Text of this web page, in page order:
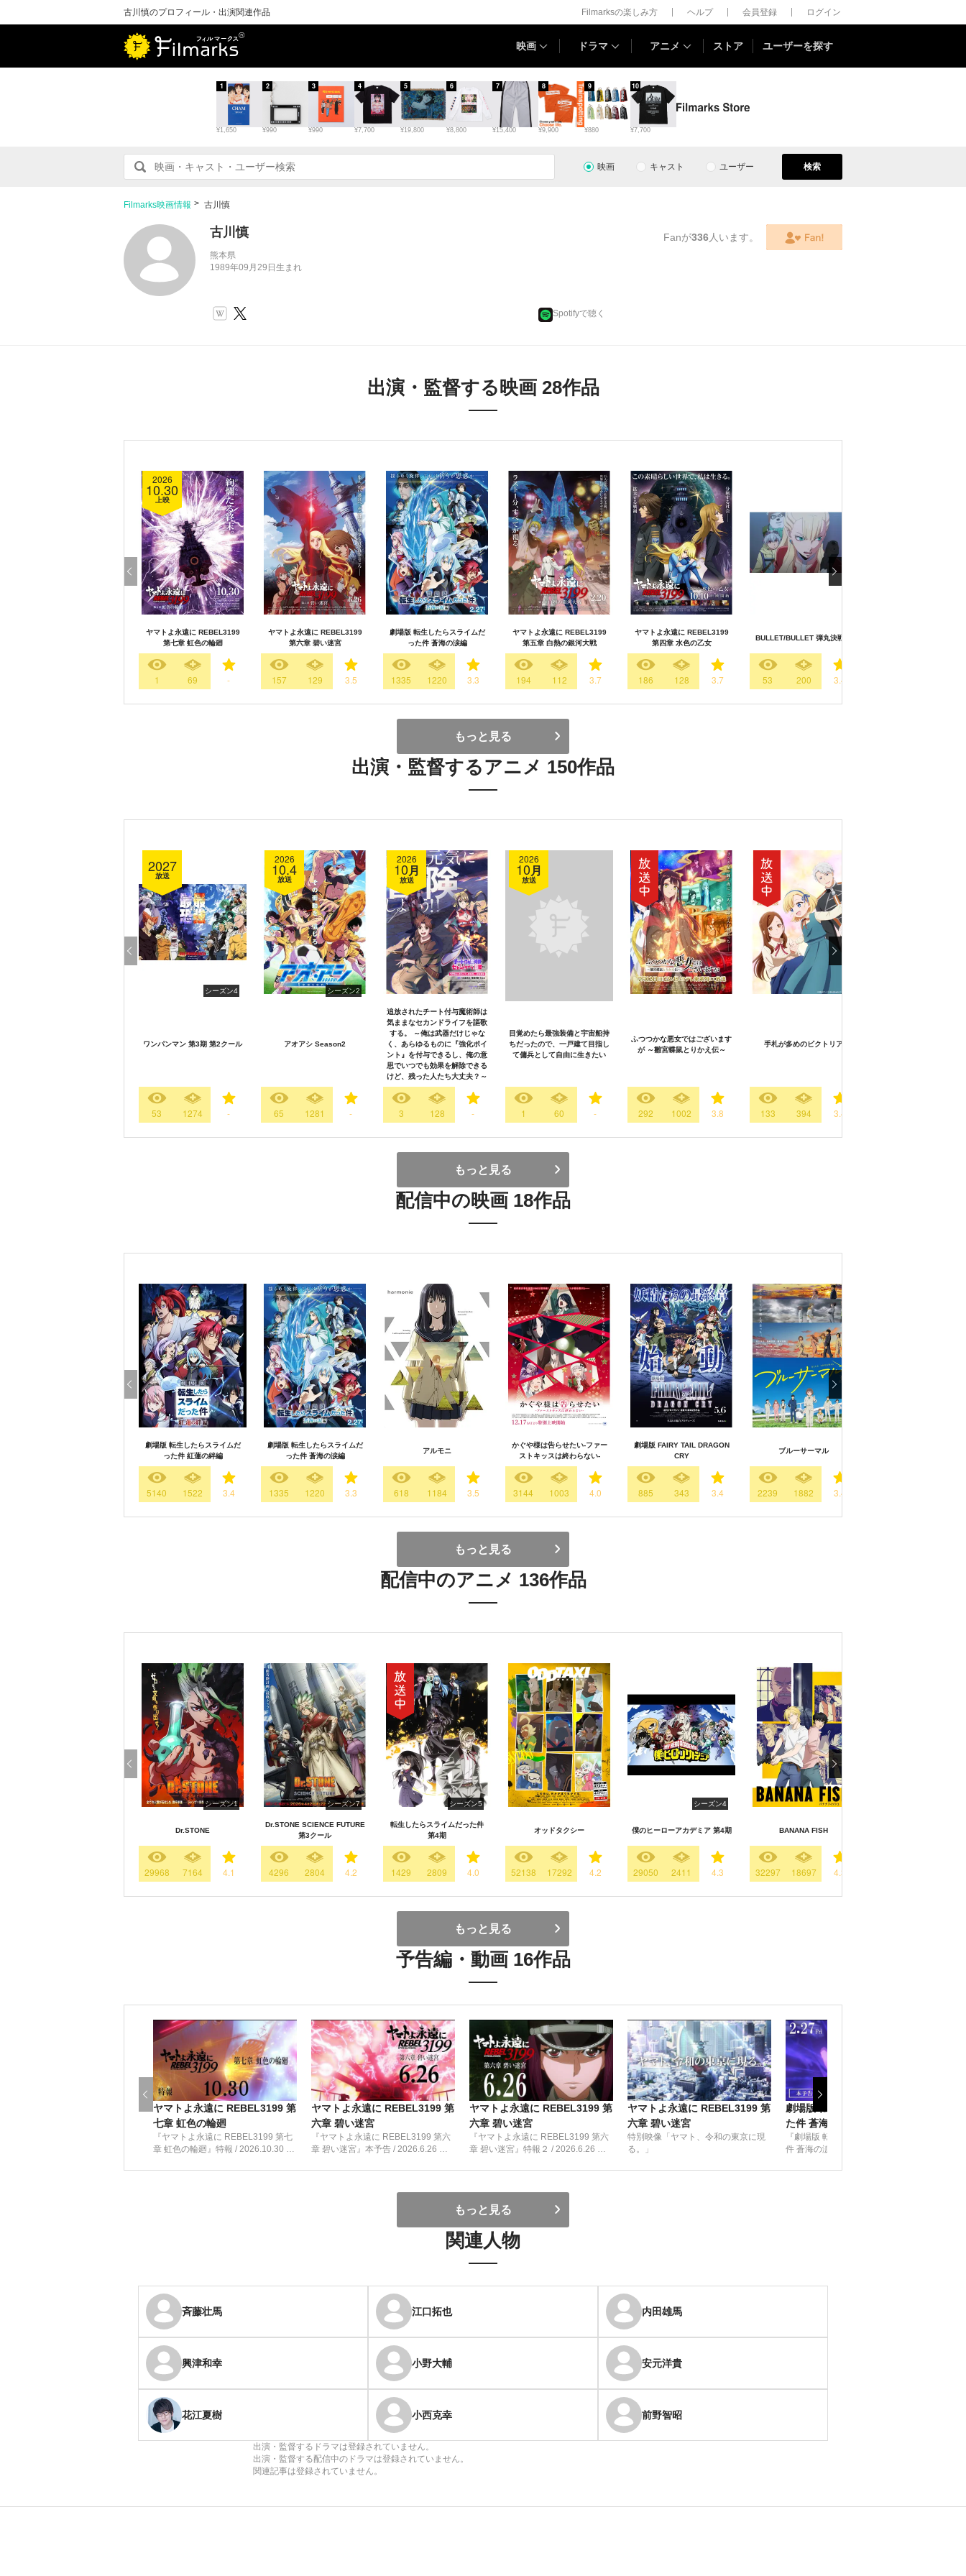
古川慎のプロフィール・出演関連作品 Filmarksの楽しみ方 ヘルプ 会員登録 ログイン
映画 ドラマ アニメ ストア ユーザーを探す
¥1,650
1
¥990
2
¥990
3
¥7,700
4
¥19,800
5
¥8,800
6
¥15,400
7
¥9,900
8
¥880
9
¥7,700
10
映画 キャスト ユーザー 検索
Filmarks映画情報 古川慎
古川慎
熊本県
1989年09月29日生まれ
Fanが336人います。
Spotifyで聴く
出演・監督する映画 28作品
2026
10.30
上映
ヤマトよ永遠に REBEL3199
第七章 虹色の輪廻
1 69 -
ヤマトよ永遠に REBEL3199
第六章 碧い迷宮
157 129 3.5
劇場版 転生したらスライムだ
った件 蒼海の涙編
1335 1220 3.3
ヤマトよ永遠に REBEL3199
第五章 白熱の銀河大戦
194 112 3.7
ヤマトよ永遠に REBEL3199
第四章 水色の乙女
186 128 3.7
BULLET/BULLET 弾丸決戦編
53 200 3.4
もっと見る
出演・監督するアニメ 150作品
2027
放送
シーズン4
ワンパンマン 第3期 第2クール
53 1274 -
2026
10.4
放送
シーズン2
アオアシ Season2
65 1281 -
2026
10 月
放送
追放されたチート付与魔術師は
気ままなセカンドライフを謳歌
する。 ～俺は武器だけじゃな
く、あらゆるものに『強化ポイ
ント』を付与できるし、俺の意
思でいつでも効果を解除できる
けど、残った人たち大丈夫？～
3 128 -
2026
10 月
放送
目覚めたら最強装備と宇宙船持
ちだったので、一戸建て目指し
て傭兵として自由に生きたい
1 60 -
ふつつかな悪女ではございます
が ～雛宮蝶鼠とりかえ伝～
292 1002 3.8
手札が多めのビクトリア
133 394 3.4
もっと見る
配信中の映画 18作品
劇場版 転生したらスライムだ
った件 紅蓮の絆編
5140 1522 3.4
劇場版 転生したらスライムだ
った件 蒼海の涙編
1335 1220 3.3
アルモニ
618 1184 3.5
かぐや様は告らせたい-ファー
ストキッスは終わらない-
3144 1003 4.0
劇場版 FAIRY TAIL DRAGON
CRY
885 343 3.4
ブルーサーマル
2239 1882 3.4
もっと見る
配信中のアニメ 136作品
シーズン1
Dr.STONE
29968 7164 4.1
シーズン7
Dr.STONE SCIENCE FUTURE
第3クール
4296 2804 4.2
シーズン5
転生したらスライムだった件
第4期
1429 2809 4.0
オッドタクシー
52138 17292 4.2
シーズン4
僕のヒーローアカデミア 第4期
29050 2411 4.3
BANANA FISH
32297 18697 4.3
もっと見る
予告編・動画 16作品
ヤマトよ永遠に REBEL3199 第
七章 虹色の輪廻
『ヤマトよ永遠に REBEL3199 第七
章 虹色の輪廻』特報 / 2026.10.30 上
ヤマトよ永遠に REBEL3199 第
六章 碧い迷宮
『ヤマトよ永遠に REBEL3199 第六
章 碧い迷宮』本予告 / 2026.6.26 上
ヤマトよ永遠に REBEL3199 第
六章 碧い迷宮
『ヤマトよ永遠に REBEL3199 第六
章 碧い迷宮』特報２ / 2026.6.26 上
ヤマトよ永遠に REBEL3199 第
六章 碧い迷宮
特別映像「ヤマト、令和の東京に現
る。」
劇場版 転生したらスライムだっ
た件 蒼海の涙編
『劇場版 転生したらスライムだった
件 蒼海の涙編』本予告｜2026年2月
もっと見る
関連人物
斉藤壮馬 江口拓也 内田雄馬
興津和幸 小野大輔 安元洋貴
花江夏樹 小西克幸 前野智昭
出演・監督するドラマは登録されていません。
出演・監督する配信中のドラマは登録されていません。
関連記事は登録されていません。